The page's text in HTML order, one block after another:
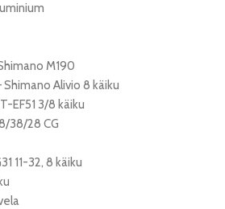
M190
Alivio 8 käiku
EF51 3/8 käiku
38/28 CG
11-32, 8 käiku